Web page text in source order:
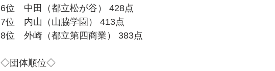
6位　中田（都立松が谷） 428点
7位　内山（山脇学園） 413点
8位　外崎（都立第四商業） 383点
◇団体順位◇